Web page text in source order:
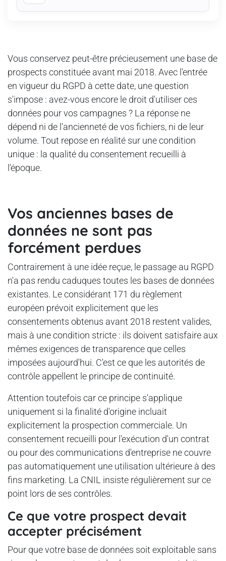
Vous conservez peut-être précieusement une base de
prospects constituée avant mai 2018. Avec l'entrée
en vigueur du RGPD à cette date, une question
s'impose : avez-vous encore le droit d'utiliser ces
données pour vos campagnes ? La réponse ne
dépend ni de l'ancienneté de vos fichiers, ni de leur
volume. Tout repose en réalité sur une condition
unique : la qualité du consentement recueilli à
l'époque.
Vos anciennes bases de
données ne sont pas
forcément perdues
Contrairement à une idée reçue, le passage au RGPD
n'a pas rendu caduques toutes les bases de données
existantes. Le considérant 171 du règlement
européen prévoit explicitement que les
consentements obtenus avant 2018 restent valides,
mais à une condition stricte : ils doivent satisfaire aux
mêmes exigences de transparence que celles
imposées aujourd'hui. C'est ce que les autorités de
contrôle appellent le principe de continuité.
Attention toutefois car ce principe s'applique
uniquement si la finalité d'origine incluait
explicitement la prospection commerciale. Un
consentement recueilli pour l'exécution d'un contrat
ou pour des communications d'entreprise ne couvre
pas automatiquement une utilisation ultérieure à des
fins marketing. La CNIL insiste régulièrement sur ce
point lors de ses contrôles.
Ce que votre prospect devait
accepter précisément
Pour que votre base de données soit exploitable sans